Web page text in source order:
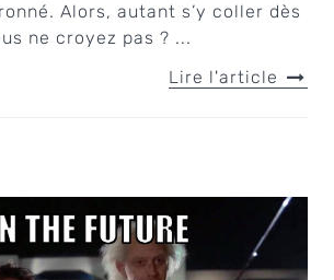
Alors, autant s’y coller dès
ne croyez pas ? ...
Lire l'article